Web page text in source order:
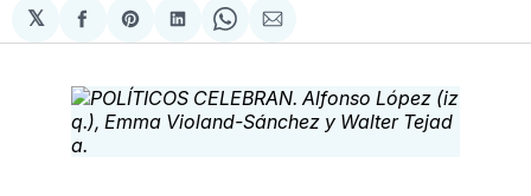
𝕏
Compartir
en
Share
on
Compartir
en
Share
on
Compartir
via